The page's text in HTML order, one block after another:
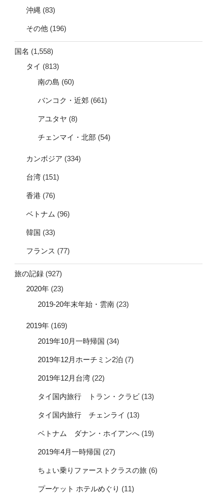
沖縄 (83)
その他 (196)
国名 (1,558)
タイ (813)
南の島 (60)
バンコク・近郊 (661)
アユタヤ (8)
チェンマイ・北部 (54)
カンボジア (334)
台湾 (151)
香港 (76)
ベトナム (96)
韓国 (33)
フランス (77)
旅の記録 (927)
2020年 (23)
2019-20年末年始・雲南 (23)
2019年 (169)
2019年10月一時帰国 (34)
2019年12月ホーチミン2泊 (7)
2019年12月台湾 (22)
タイ国内旅行 トラン・クラビ (13)
タイ国内旅行 チェンライ (13)
ベトナム ダナン・ホイアンへ (19)
2019年4月一時帰国 (27)
ちょい乗りファーストクラスの旅 (6)
プーケット ホテルめぐり (11)